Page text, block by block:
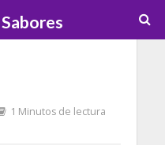
1 Minutos de lectura